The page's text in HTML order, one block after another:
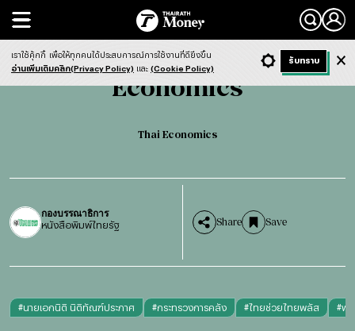
Search
Economics Thai Economics
Economics
Thai Economics
กองบรรณาธิการ
หนังสือพิมพ์ไทยรัฐ Share Save
#นายเอกนิติ นิติทัณฑ์ประภาศ #กระทรวงการคลัง #ไทยช่วยไทยพลัส #พร
- ก + ก Dark ฟังข่าว
เราใช้คุ้กกี้ เพื่อให้ทุกคนได้ประสบการณ์การใช้งานที่ดียิ่งขึ้น
อ่านเพิ่มเติมคลิก(Privacy Policy) และ (Cookie Policy)
รับทราบ